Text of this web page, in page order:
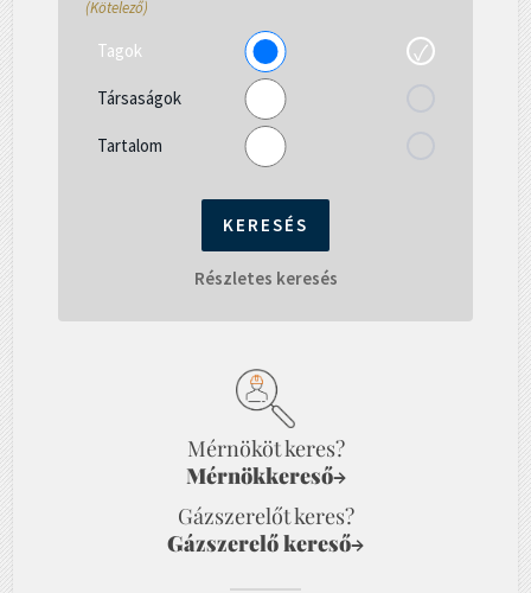
(Kötelező)
Tagok
Társaságok
Tartalom
Részletes keresés
Mérnököt keres?
Mérnökkereső→
Gázszerelőt keres?
Gázszerelő kereső→